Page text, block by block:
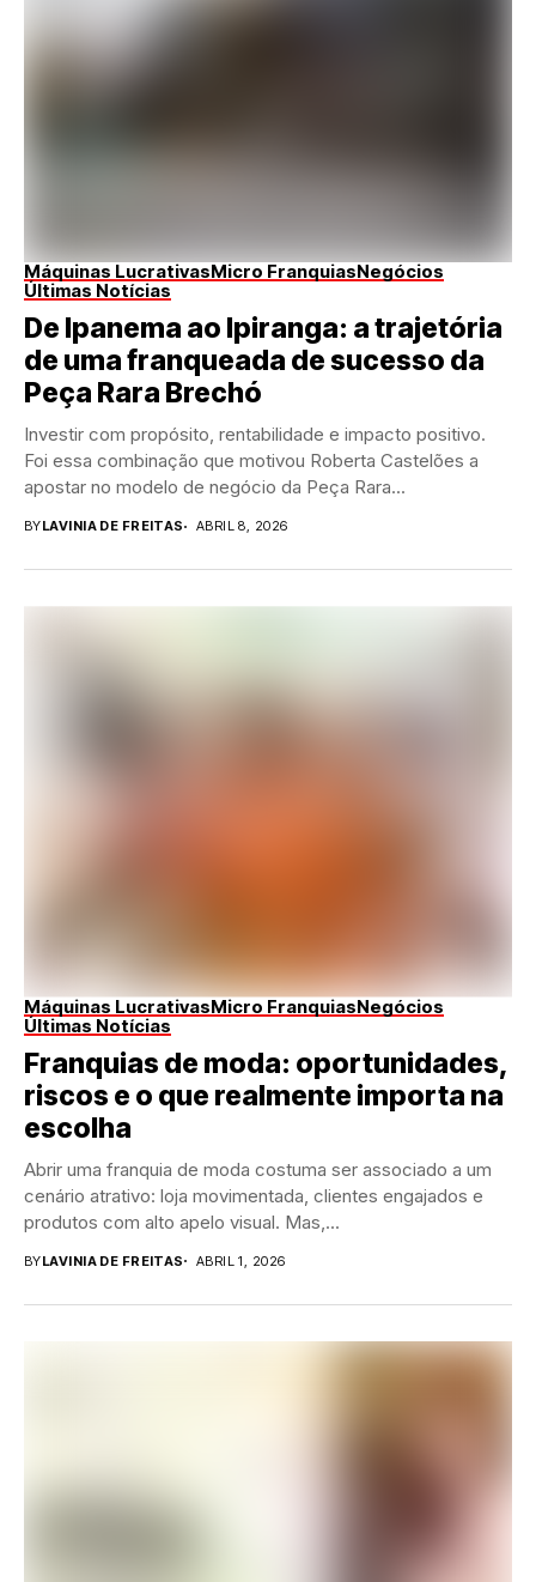
Máquinas LucrativasMicro FranquiasNegócios
Últimas Notícias
De Ipanema ao Ipiranga: a trajetória
de uma franqueada de sucesso da
Peça Rara Brechó
Investir com propósito, rentabilidade e impacto positivo.
Foi essa combinação que motivou Roberta Castelões a
apostar no modelo de negócio da Peça Rara...
BYLAVINIA DE FREITAS ABRIL 8, 2026
Máquinas LucrativasMicro FranquiasNegócios
Últimas Notícias
Franquias de moda: oportunidades,
riscos e o que realmente importa na
escolha
Abrir uma franquia de moda costuma ser associado a um
cenário atrativo: loja movimentada, clientes engajados e
produtos com alto apelo visual. Mas,...
BYLAVINIA DE FREITAS ABRIL 1, 2026